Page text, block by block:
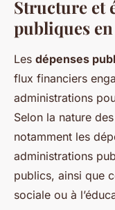
Structure et
publiques
Les dépenses
flux financiers
administrations
Selon la nature
notamment les
administrations
publics, ainsi que
sociale ou à